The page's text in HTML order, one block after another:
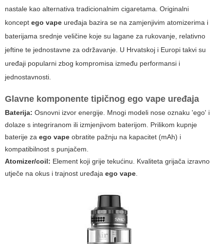
nastale kao alternativa tradicionalnim cigaretama. Originalni
koncept ego vape uređaja bazira se na zamjenjivim atomizerima i
baterijama srednje veličine koje su lagane za rukovanje, relativno
jeftine te jednostavne za održavanje. U Hrvatskoj i Europi takvi su
uređaji popularni zbog kompromisa između performansi i
jednostavnosti.
Glavne komponente tipičnog ego vape uređaja
Baterija: Osnovni izvor energije. Mnogi modeli nose oznaku 'ego' i
dolaze s integriranom ili izmjenjivom baterijom. Prilikom kupnje
baterije za ego vape obratite pažnju na kapacitet (mAh) i
kompatibilnost s punjačem.
Atomizer/coil: Element koji grije tekućinu. Kvaliteta grijača izravno
utječe na okus i trajnost uređaja ego vape.